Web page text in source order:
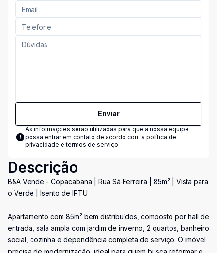
Enviar
As informações serão utilizadas para que a nossa equipe
possa entrar em contato de acordo com a política de
privacidade e termos de serviço
Descrição
B&A Vende - Copacabana | Rua Sá Ferreira | 85m² | Vista para
o Verde | Isento de IPTU
Apartamento com 85m² bem distribuídos, composto por hall de
entrada, sala ampla com jardim de inverno, 2 quartos, banheiro
social, cozinha e dependência completa de serviço. O imóvel
precisa de modernização, ideal para quem busca reformar e